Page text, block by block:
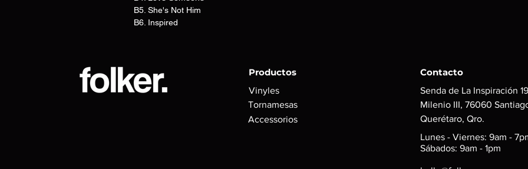
B5. She's Not Him
B6. Inspired
Productos
Vinyles
Tornamesas
Accessorios
Contacto
Senda de La Inspiración
Milenio III, 76060
Querétaro, Qro.
Lunes - Viernes: 9am -
Sábados: 9am - 1pm